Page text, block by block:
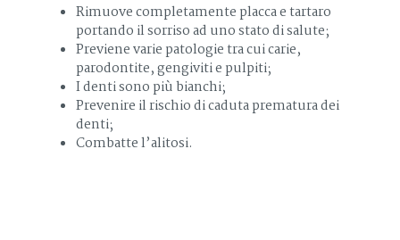
Rimuove completamente placca e tartaro
portando il sorriso ad uno stato di salute;
Previene varie patologie tra cui carie,
parodontite, gengiviti e pulpiti;
I denti sono più bianchi;
Prevenire il rischio di caduta prematura dei
denti;
Combatte l’alitosi.